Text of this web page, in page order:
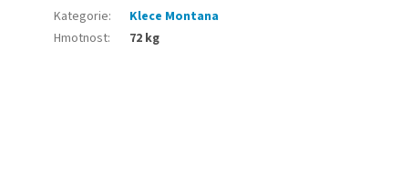
Kategorie:
Klece Montana
Hmotnost: 72 kg